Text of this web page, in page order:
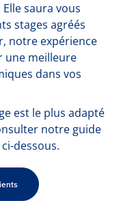
saura vous
stages agréés
notre expérience
une meilleure
dans vos
est le plus adapté
notre guide
dessous.